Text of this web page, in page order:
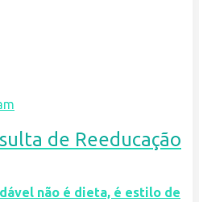
de Reeducação
não é dieta, é estilo de